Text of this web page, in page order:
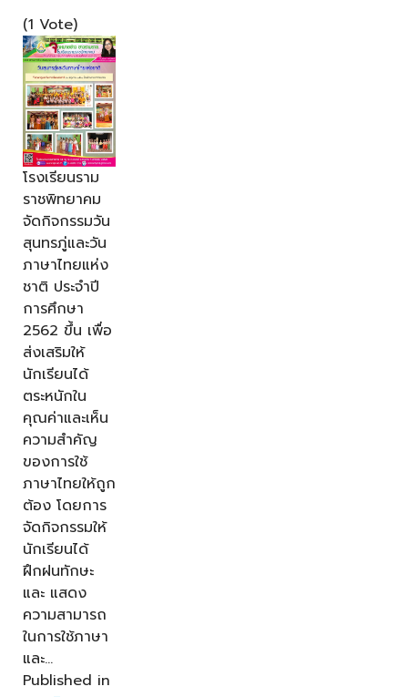
(1 Vote)
โรงเรียนราม
ราชพิทยาคม
จัดกิจกรรมวัน
สุนทรภู่และวัน
ภาษาไทยแห่ง
ชาติ ประจำปี
การศึกษา
2562 ขึ้น เพื่อ
ส่งเสริมให้
นักเรียนได้
ตระหนักใน
คุณค่าและเห็น
ความสำคัญ
ของการใช้
ภาษาไทยให้ถูก
ต้อง โดยการ
จัดกิจกรรมให้
นักเรียนได้
ฝึกฝนทักษะ
และ แสดง
ความสามารถ
ในการใช้ภาษา
และ…
Published in